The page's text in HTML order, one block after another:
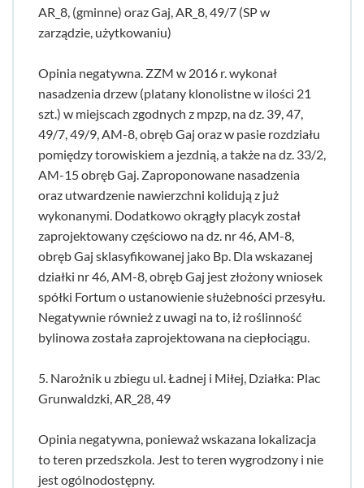
AR_8, (gminne) oraz Gaj, AR_8, 49/7 (SP w
zarządzie, użytkowaniu)
Opinia negatywna. ZZM w 2016 r. wykonał
nasadzenia drzew (platany klonolistne w ilości 21
szt.) w miejscach zgodnych z mpzp, na dz. 39, 47,
49/7, 49/9, AM-8, obręb Gaj oraz w pasie rozdziału
pomiędzy torowiskiem a jezdnią, a także na dz. 33/2,
AM-15 obręb Gaj. Zaproponowane nasadzenia
oraz utwardzenie nawierzchni kolidują z już
wykonanymi. Dodatkowo okrągły placyk został
zaprojektowany częściowo na dz. nr 46, AM-8,
obręb Gaj sklasyfikowanej jako Bp. Dla wskazanej
działki nr 46, AM-8, obręb Gaj jest złożony wniosek
spółki Fortum o ustanowienie służebności przesyłu.
Negatywnie również z uwagi na to, iż roślinność
bylinowa została zaprojektowana na ciepłociągu.
5. Narożnik u zbiegu ul. Ładnej i Miłej, Działka: Plac
Grunwaldzki, AR_28, 49
Opinia negatywna, ponieważ wskazana lokalizacja
to teren przedszkola. Jest to teren wygrodzony i nie
jest ogólnodostępny.